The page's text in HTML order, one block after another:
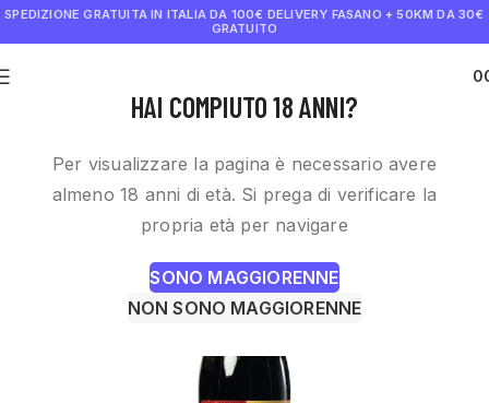
HAI COMPIUTO 18 ANNI?
Per visualizzare la pagina è necessario avere
almeno 18 anni di età. Si prega di verificare la
propria età per navigare
SONO MAGGIORENNE
NON SONO MAGGIORENNE
SPEDIZIONE GRATUITA IN ITALIA DA 100€ DELIVERY FASANO + 50KM DA 30€
GRATUITO